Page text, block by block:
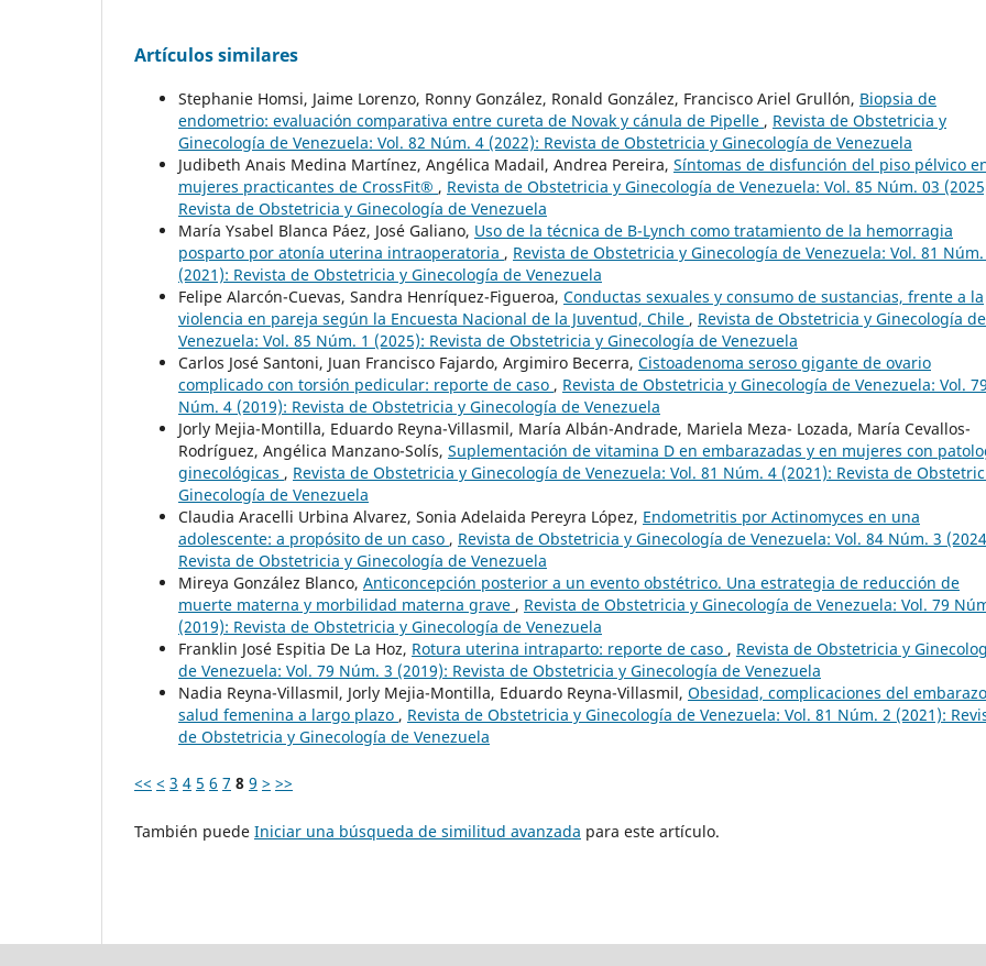
Artículos similares
Stephanie Homsi, Jaime Lorenzo, Ronny González, Ronald González, Francisco Ariel Grullón, Biopsia de
endometrio: evaluación comparativa entre cureta de Novak y cánula de Pipelle , Revista de Obstetricia y
Ginecología de Venezuela: Vol. 82 Núm. 4 (2022): Revista de Obstetricia y Ginecología de Venezuela
Judibeth Anais Medina Martínez, Angélica Madail, Andrea Pereira, Síntomas de disfunción del piso pélvico
mujeres practicantes de CrossFit® , Revista de Obstetricia y Ginecología de Venezuela: Vol. 85 Núm. 03
Revista de Obstetricia y Ginecología de Venezuela
María Ysabel Blanca Páez, José Galiano, Uso de la técnica de B-Lynch como tratamiento de la hemorragia
posparto por atonía uterina intraoperatoria , Revista de Obstetricia y Ginecología de Venezuela: Vol. 81
(2021): Revista de Obstetricia y Ginecología de Venezuela
Felipe Alarcón-Cuevas, Sandra Henríquez-Figueroa, Conductas sexuales y consumo de sustancias, frente a la
violencia en pareja según la Encuesta Nacional de la Juventud, Chile , Revista de Obstetricia y Ginecología de
Venezuela: Vol. 85 Núm. 1 (2025): Revista de Obstetricia y Ginecología de Venezuela
Carlos José Santoni, Juan Francisco Fajardo, Argimiro Becerra, Cistoadenoma seroso gigante de ovario
complicado con torsión pedicular: reporte de caso , Revista de Obstetricia y Ginecología de Venezuela: Vol.
Núm. 4 (2019): Revista de Obstetricia y Ginecología de Venezuela
Jorly Mejia-Montilla, Eduardo Reyna-Villasmil, María Albán-Andrade, Mariela Meza- Lozada, María Cevallos-
Rodríguez, Angélica Manzano-Solís, Suplementación de vitamina D en embarazadas y en mujeres con
ginecológicas , Revista de Obstetricia y Ginecología de Venezuela: Vol. 81 Núm. 4 (2021): Revista de
Ginecología de Venezuela
Claudia Aracelli Urbina Alvarez, Sonia Adelaida Pereyra López, Endometritis por Actinomyces en una
adolescente: a propósito de un caso , Revista de Obstetricia y Ginecología de Venezuela: Vol. 84 Núm. 3
Revista de Obstetricia y Ginecología de Venezuela
Mireya González Blanco, Anticoncepción posterior a un evento obstétrico. Una estrategia de reducción de
muerte materna y morbilidad materna grave , Revista de Obstetricia y Ginecología de Venezuela: Vol. 79
(2019): Revista de Obstetricia y Ginecología de Venezuela
Franklin José Espitia De La Hoz, Rotura uterina intraparto: reporte de caso , Revista de Obstetricia y
de Venezuela: Vol. 79 Núm. 3 (2019): Revista de Obstetricia y Ginecología de Venezuela
Nadia Reyna-Villasmil, Jorly Mejia-Montilla, Eduardo Reyna-Villasmil, Obesidad, complicaciones del
salud femenina a largo plazo , Revista de Obstetricia y Ginecología de Venezuela: Vol. 81 Núm. 2 (2021):
de Obstetricia y Ginecología de Venezuela
<< < 3 4 5 6 7 8 9 > >>
También puede Iniciar una búsqueda de similitud avanzada para este artículo.